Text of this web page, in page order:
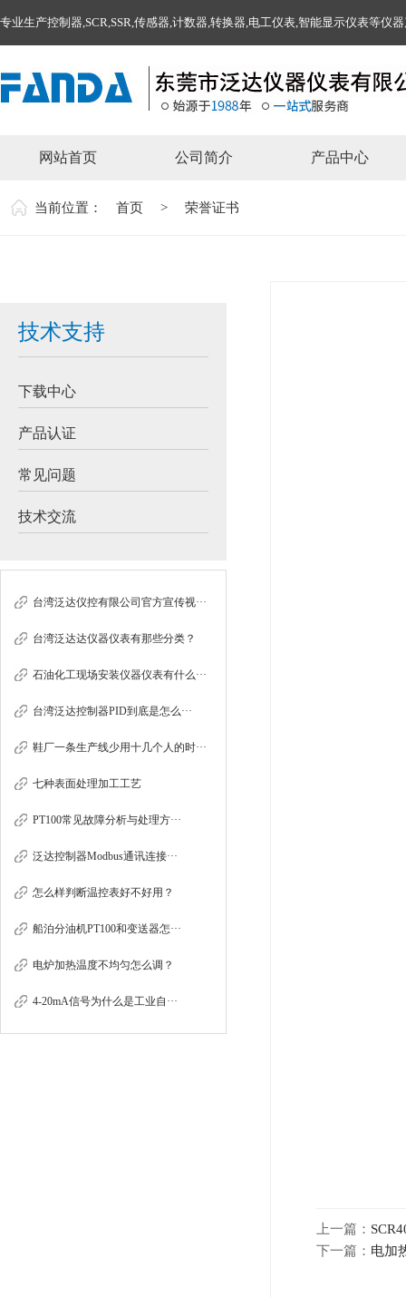
专业生产控制器,SCR,SSR,传感器,计数器,转换器,电工仪表,智能显示仪表等仪
网站首页 公司简介 产品中心
当前位置： 首页 > 荣誉证书
上一篇：
下一篇： 电加
技术支持
下载中心
产品认证
常见问题
技术交流
台湾泛达仪控有限公司官方宣传视···
台湾泛达达仪器仪表有那些分类？
石油化工现场安装仪器仪表有什么···
台湾泛达控制器PID到底是怎么···
鞋厂一条生产线少用十几个人的时···
七种表面处理加工工艺
PT100常见故障分析与处理方···
泛达控制器Modbus通讯连接···
怎么样判断温控表好不好用？
船泊分油机PT100和变送器怎···
电炉加热温度不均匀怎么调？
4-20mA信号为什么是工业自···